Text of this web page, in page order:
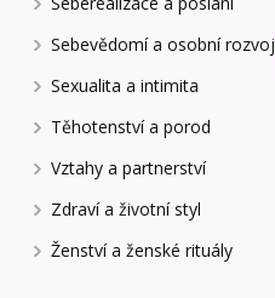
Sebevědomí a osobní rozvoj
Sexualita a intimita
Těhotenství a porod
Vztahy a partnerství
Zdraví a životní styl
Ženství a ženské rituály